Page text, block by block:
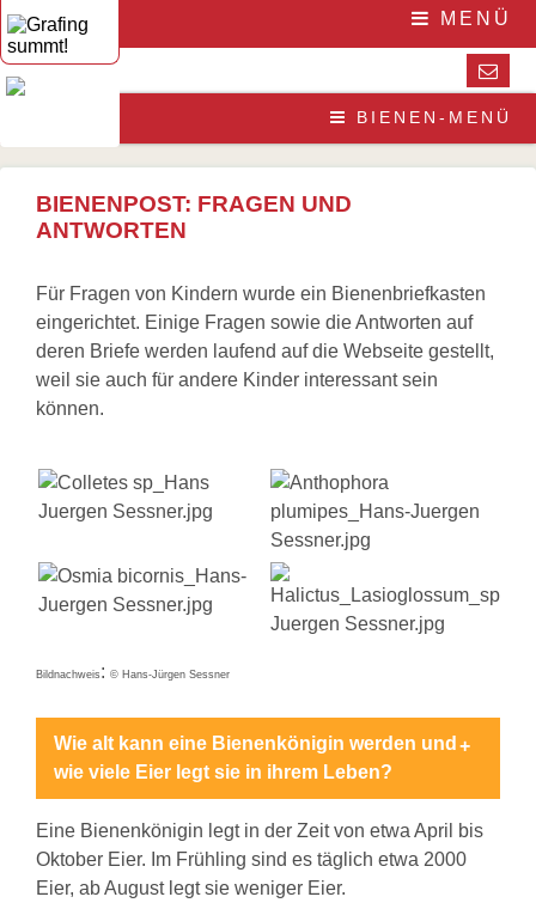
Die
Initiative
Die
Initiative
Kinderseite
Summ,
summ
Fragen
Antworten
Mediathek
Links
Aktuelles
Veranstaltungen
Presse
Downloads
Pressestimmen
MENÜ
BIENEN-MENÜ
Bestäubungsfunktion
Bienensterben
More
Bienenhaltung
Stadtimkerei
Literatur
Wildbienen
Gefährdung
Schutz
Links
Bienenfreundlich
Links
Biologische
Vielfalt
BIENENPOST: FRAGEN UND
ANTWORTEN
Für Fragen von Kindern wurde ein Bienenbriefkasten
eingerichtet. Einige Fragen sowie die Antworten auf
deren Briefe werden laufend auf die Webseite gestellt,
weil sie auch für andere Kinder interessant sein
können.
Bildnachweis : © Hans-Jürgen Sessner
Wie alt kann eine Bienenkönigin werden und
wie viele Eier legt sie in ihrem Leben?
Eine Bienenkönigin legt in der Zeit von etwa April bis
Oktober Eier. Im Frühling sind es täglich etwa 2000
Eier, ab August legt sie weniger Eier.